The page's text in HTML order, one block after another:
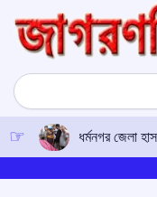
content
Search
ধর্মনগর জেলা